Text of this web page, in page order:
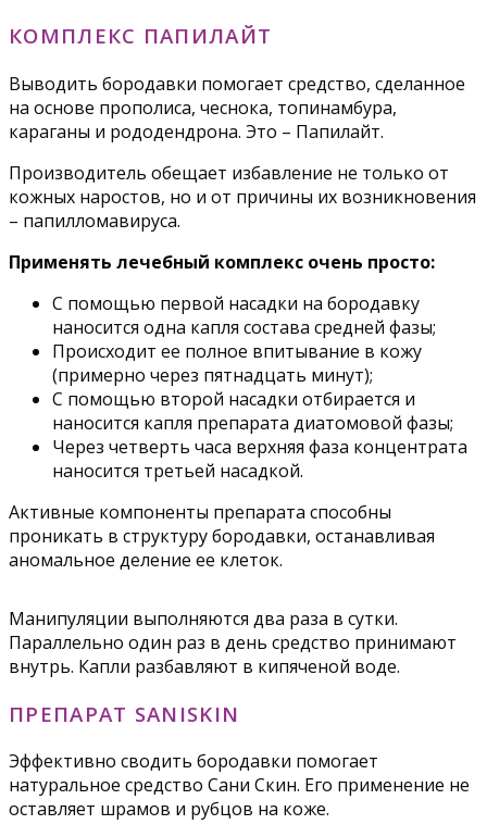
КОМПЛЕКС ПАПИЛАЙТ
Выводить бородавки помогает средство, сделанное
на основе прополиса, чеснока, топинамбура,
караганы и рододендрона. Это – Папилайт.
Производитель обещает избавление не только от
кожных наростов, но и от причины их возникновения
– папилломавируса.
Применять лечебный комплекс очень просто:
С помощью первой насадки на бородавку
наносится одна капля состава средней фазы;
Происходит ее полное впитывание в кожу
(примерно через пятнадцать минут);
С помощью второй насадки отбирается и
наносится капля препарата диатомовой фазы;
Через четверть часа верхняя фаза концентрата
наносится третьей насадкой.
Активные компоненты препарата способны
проникать в структуру бородавки, останавливая
аномальное деление ее клеток.
Манипуляции выполняются два раза в сутки.
Параллельно один раз в день средство принимают
внутрь. Капли разбавляют в кипяченой воде.
ПРЕПАРАТ SANISKIN
Эффективно сводить бородавки помогает
натуральное средство Сани Скин. Его применение не
оставляет шрамов и рубцов на коже.